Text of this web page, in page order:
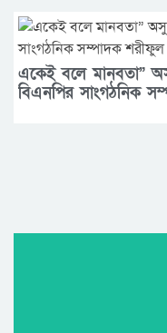
একেই বলে মানবতা”
বিএনপির সাংগঠনিক